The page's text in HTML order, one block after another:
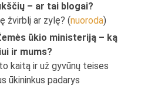
– ar tai blogai?
žvirblį ar zylę? (nuoroda)
ūkio ministeriją – ką
ir mums?
kaitą ir už gyvūnų teises
ūkininkus padarys